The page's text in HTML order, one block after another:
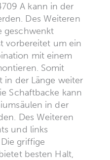
A kann in der
Des Weiteren
geschwenkt
vorbereitet um ein
mit einem
Somit
in der Länge weiter
Schaftbacke kann
in der
Des Weiteren
und links
griffige
besten Halt,